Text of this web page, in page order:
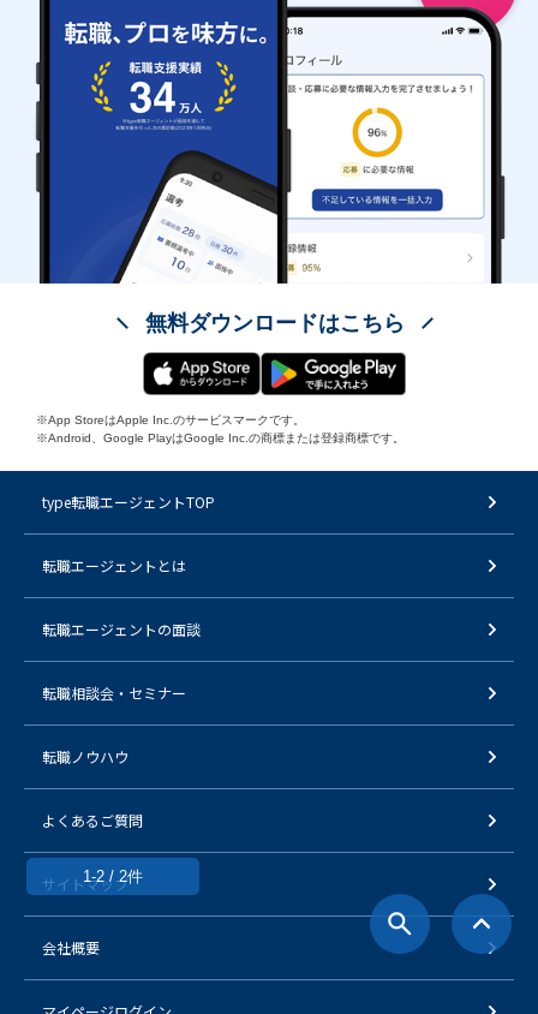
1-2 / 2件
無料ダウンロードはこちら
※App StoreはApple Inc.のサービスマークです。
※Android、Google PlayはGoogle Inc.の商標または登録商標です。
type転職エージェントTOP
転職エージェントとは
転職エージェントの面談
転職相談会・セミナー
転職ノウハウ
よくあるご質問
サイトマップ
会社概要